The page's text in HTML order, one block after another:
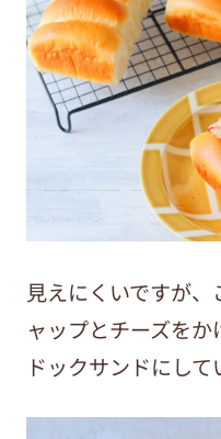
見えにくいですが
ャップとチーズを
ドックサンドにして